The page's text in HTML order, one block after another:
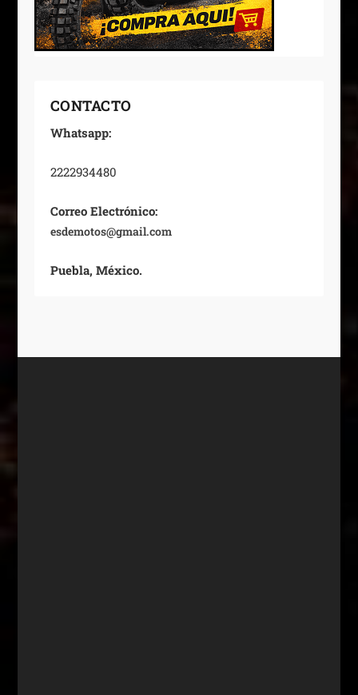
CONTACTO
Whatsapp:
2222934480
Correo Electrónico:
esdemotos@gmail.com
Puebla, México.